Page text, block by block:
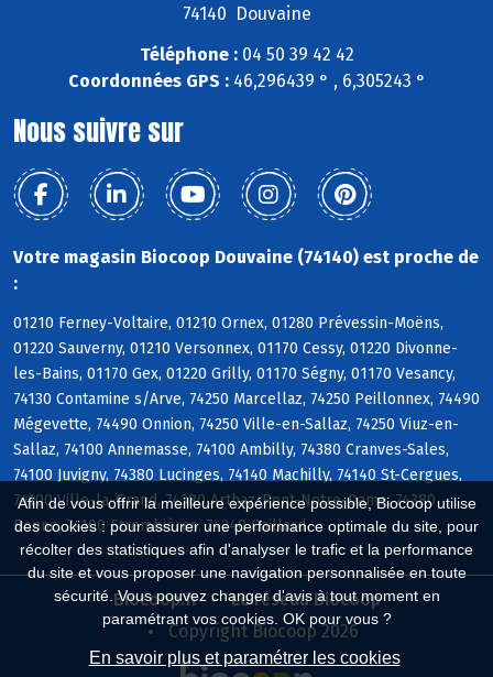
Afin de vous offrir la meilleure expérience possible, Biocoop utilise
des cookies : pour assurer une performance optimale du site, pour
récolter des statistiques afin d'analyser le trafic et la performance
du site et vous proposer une navigation personnalisée en toute
sécurité. Vous pouvez changer d'avis à tout moment en
paramétrant vos cookies. OK pour vous ?
En savoir plus et paramétrer les cookies
74140 Douvaine
Téléphone :04 50 39 42 42
Coordonnées GPS :46,296439 ° , 6,305243 °
Nous suivre sur
Votre magasin Biocoop Douvaine (74140) est proche de
:
01210 Ferney-Voltaire, 01210 Ornex, 01280 Prévessin-Moëns,
01220 Sauverny, 01210 Versonnex, 01170 Cessy, 01220 Divonne-
les-Bains, 01170 Gex, 01220 Grilly, 01170 Ségny, 01170 Vesancy,
74130 Contamine s/Arve, 74250 Marcellaz, 74250 Peillonnex, 74490
Mégevette, 74490 Onnion, 74250 Ville-en-Sallaz, 74250 Viuz-en-
Sallaz, 74100 Annemasse, 74100 Ambilly, 74380 Cranves-Sales,
74100 Juvigny, 74380 Lucinges, 74140 Machilly, 74140 St-Cergues,
74100 Ville-la-Grand, 74380 Arthaz-Pont-Notre-Dame, 74380
Bonne, 74100 Etrembières, 74240 Gaillard
Biocoop.fr
Le réseau Biocoop
Copyright Biocoop 2026